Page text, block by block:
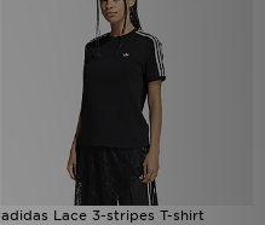
adidas Lace 3-stripes T-shirt